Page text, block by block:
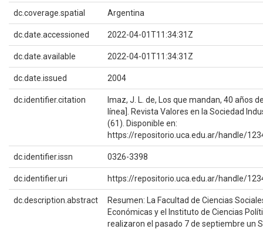
dc.coverage.spatial Argentina
dc.date.accessioned 2022-04-01T11:34:31Z
dc.date.available 2022-04-01T11:34:31Z
dc.date.issued 2004
dc.identifier.citation
Imaz, J. L. de, Los que mandan, 40 años
línea]. Revista Valores en la Sociedad
(61). Disponible en:
https://repositorio.uca.edu.ar/handle/
dc.identifier.issn 0326-3398
dc.identifier.uri https://repositorio.uca.edu.ar/handle/
dc.description.abstract
Resumen: La Facultad de Ciencias
Económicas y el Instituto de Ciencias
realizaron el pasado 7 de septiembre un